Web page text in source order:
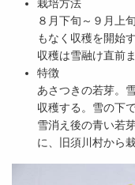
栽培方法
８月下旬～９月上
もなく収穫を開始す
収穫は雪融け直前
特徴
あさつきの若芽。
収穫する。雪の下
雪消え後の青い若
に、旧須川村から